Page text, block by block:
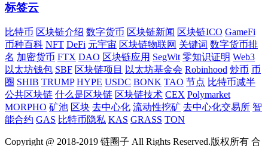
标签云
比特币 区块链介绍 数字货币 区块链新闻 区块链ICO GameFi
币种百科 NFT DeFi 元宇宙 区块链物联网 关键词 数字货币排
名 加密货币 FTX DAO 区块链应用 SegWit 零知识证明 Web3
以太坊钱包 SBF 区块链项目 以太坊基金会 Robinhood 炒币 币
圈 SHIB TRUMP HYPE USDC BONK TAO 节点 比特币减半
公共区块链 什么是区块链 区块链技术 CEX Polymarket
MORPHO 矿池 区块 去中心化 流动性挖矿 去中心化交易所 智
能合约 GAS 比特币隐私 KAS GRASS TON
Copyright @ 2018-2019 链圈子 All Rights Reserved.版权所有 合